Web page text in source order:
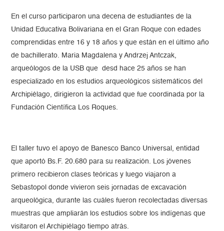
En el curso participaron una decena de estudiantes de la
Unidad Educativa Bolivariana en el Gran Roque con edades
comprendidas entre 16 y 18 años y que están en el último año
de bachillerato. Maria Magdalena y Andrzej Antczak,
arqueólogos de la USB que desd hace 25 años se han
especializado en los estudios arqueológicos sistemáticos del
Archipiélago, dirigieron la actividad que fue coordinada por la
Fundación Científica Los Roques.
El taller tuvo el apoyo de Banesco Banco Universal, entidad
que aportó Bs.F. 20.680 para su realización. Los jóvenes
primero recibieron clases teóricas y luego viajaron a
Sebastopol donde vivieron seis jornadas de excavación
arqueológica, durante las cuáles fueron recolectadas diversas
muestras que ampliarán los estudios sobre los indígenas que
visitaron el Archipiélago tiempo atrás.